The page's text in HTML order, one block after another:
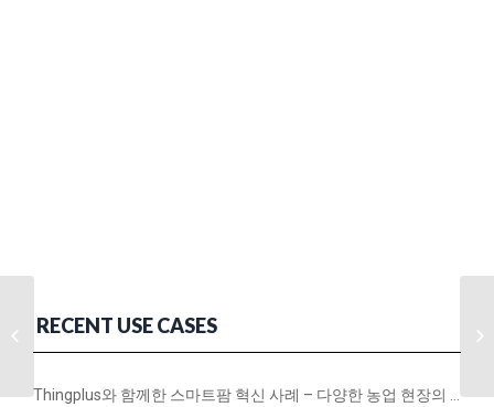
RECENT USE CASES
서울 도시문제, IoT로